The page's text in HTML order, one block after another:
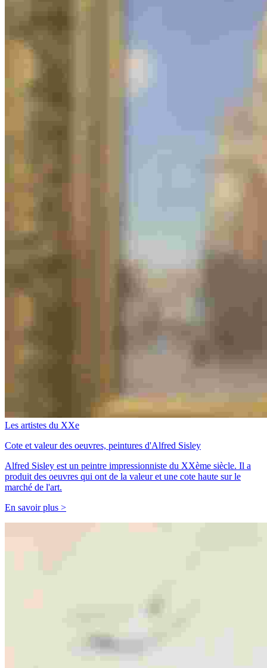
Les artistes du XXe
Cote et valeur des oeuvres, peintures d'Alfred Sisley
Alfred Sisley est un peintre impressionniste du XXème siècle. Il a
produit des oeuvres qui ont de la valeur et une cote haute sur le
marché de l'art.
En savoir plus >